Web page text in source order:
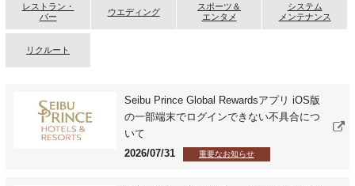
レストラン・
バー
ウエディング
スポーツ＆
エンタメ
システム
メンテナンス
リクルート
Seibu Prince Global Rewardsアプリ iOS版
の一部端末でログインできない不具合につ
いて
2026/07/31
重要なお知らせ